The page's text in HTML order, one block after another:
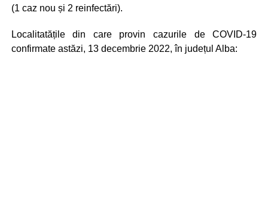
(1 caz nou și 2 reinfectări).
Localitatățile din care provin cazurile de COVID-19
confirmate astăzi, 13 decembrie 2022, în județul Alba: